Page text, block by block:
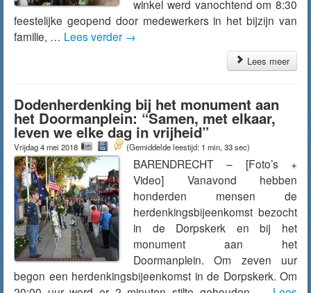
winkel werd vanochtend om 8:30
feestelijke geopend door medewerkers in het bijzijn van
familie, … Lees verder →
Lees meer
Dodenherdenking bij het monument aan
het Doormanplein: “Samen, met elkaar,
leven we elke dag in vrijheid”
Vrijdag 4 mei 2018 (Gemiddelde leestijd: 1 min, 33 sec)
BARENDRECHT – [Foto’s +
Video] Vanavond hebben
honderden mensen de
herdenkingsbijeenkomst bezocht
in de Dorpskerk en bij het
monument aan het
Doormanplein. Om zeven uur
begon een herdenkingsbijeenkomst in de Dorpskerk. Om